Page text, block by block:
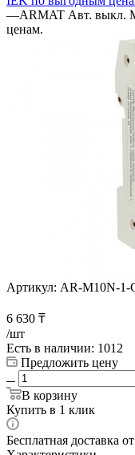
—ARMAT Авт. выкл.
ценам.
Артикул: AR-M10N-1-
6 630 ₸
/шт
Есть в наличии: 1012
Предложить цену
В корзину
Купить в 1 клик
Бесплатная доставка